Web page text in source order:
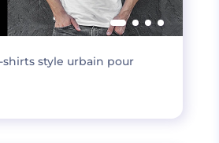
shirts style urbain pour